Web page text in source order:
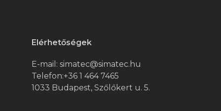
Elérhetőségek
E-mail: simatec@simatec.hu
Telefon:+36 1 464 7465
1033 Budapest, Szőlőkert u. 5.